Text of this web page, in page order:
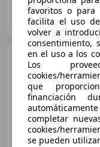
HR MOTOR VILLAREAL
ES-12540 Vila-real
favoritos o para
facilita el uso
volver a
consentimiento,
en el uso a los
Los
cookies/
que
financiación
completar
cookies/
se pueden